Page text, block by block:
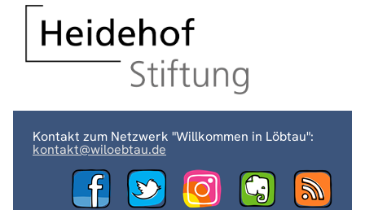
Kontakt zum Netzwerk "Willkommen in Löbtau":
kontakt@wiloebtau.de